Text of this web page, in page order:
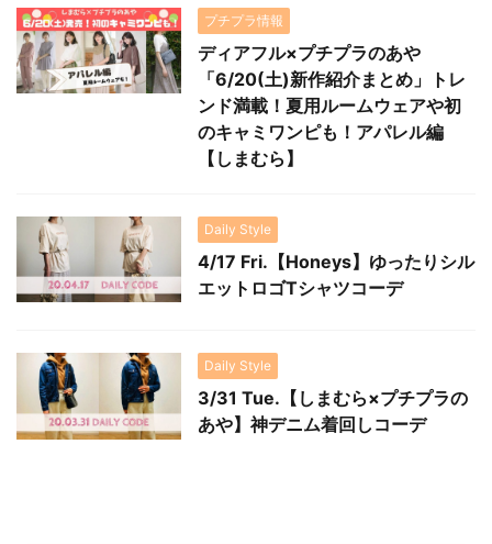
プチプラ情報
ディアフル×プチプラのあや
「6/20(土)新作紹介まとめ」トレ
ンド満載！夏用ルームウェアや初
のキャミワンピも！アパレル編
【しまむら】
Daily Style
4/17 Fri.【Honeys】ゆったりシル
エットロゴTシャツコーデ
Daily Style
3/31 Tue.【しまむら×プチプラの
あや】神デニム着回しコーデ